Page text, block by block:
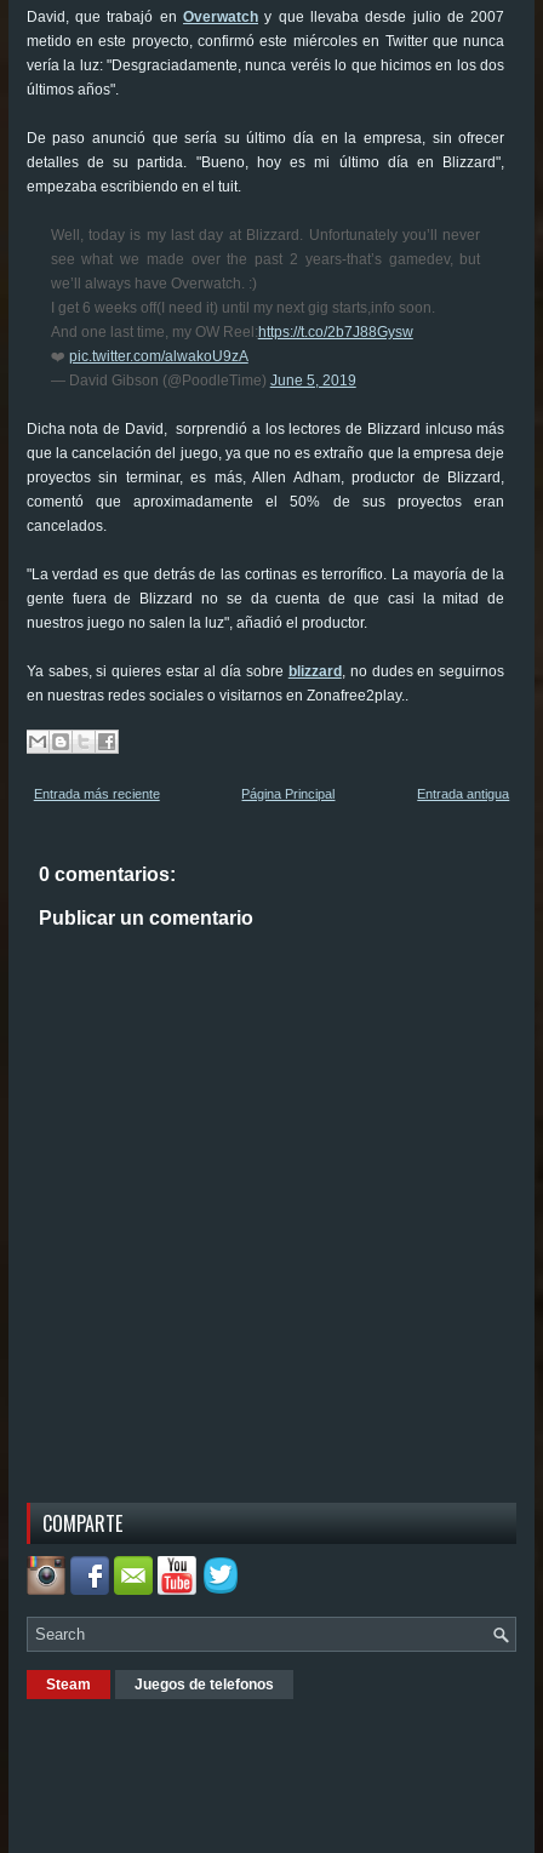
David, que trabajó enOverwatch y que llevaba desde julio de 2007
metido en este proyecto, confirmó este miércoles en Twitter que nunca
vería la luz: "Desgraciadamente, nunca veréis lo que hicimos en los dos
últimos años".
De paso anunció que sería su último día en la empresa, sin ofrecer
detalles de su partida. "Bueno, hoy es mi último día en Blizzard",
empezaba escribiendo en el tuit.
Well, today is my last day at Blizzard. Unfortunately you’ll never
see what we made over the past 2 years-that’s gamedev, but
we’ll always have Overwatch. :)
I get 6 weeks off(I need it) until my next gig starts,info soon.
And one last time, my OW Reel: https://t.co/2b7J88Gysw
❤️ pic.twitter.com/alwakoU9zA
— David Gibson (@PoodleTime) June 5, 2019
Dicha nota de David, sorprendió a los lectores de Blizzard inlcuso más
que la cancelación del juego, ya que no es extraño que la empresa deje
proyectos sin terminar, es más, Allen Adham, productor de Blizzard,
comentó que aproximadamente el 50% de sus proyectos eran
cancelados.
"La verdad es que detrás de las cortinas es terrorífico. La mayoría de la
gente fuera de Blizzard no se da cuenta de que casi la mitad de
nuestros juego no salen la luz", añadió el productor.
Ya sabes, si quieres estar al día sobre blizzard , no dudes en seguirnos
en nuestras redes sociales o visitarnos en Zonafree2play..
Entrada más reciente Entrada antigua
Página Principal
0 comentarios:
Publicar un comentario
COMPARTE
Steam Juegos de telefonos